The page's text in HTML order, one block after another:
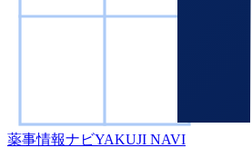
薬事情報ナビYAKUJI NAVI